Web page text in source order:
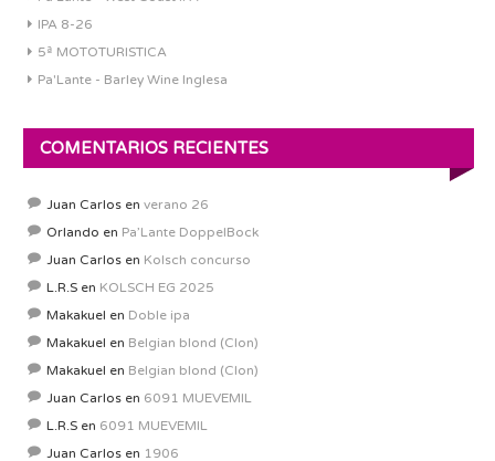
IPA 8-26
5ª MOTOTURISTICA
Pa'Lante - Barley Wine Inglesa
COMENTARIOS RECIENTES
Juan Carlos en verano 26
Orlando en Pa’Lante DoppelBock
Juan Carlos en Kolsch concurso
L.R.S en KOLSCH EG 2025
Makakuel en Doble ipa
Makakuel en Belgian blond (Clon)
Makakuel en Belgian blond (Clon)
Juan Carlos en 6091 MUEVEMIL
L.R.S en 6091 MUEVEMIL
Juan Carlos en 1906